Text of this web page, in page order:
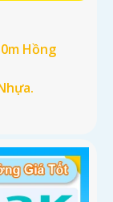
Hồng